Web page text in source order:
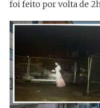
foi feito por volta de